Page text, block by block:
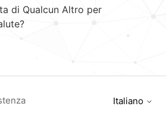
di Qualcun Altro per
Italiano